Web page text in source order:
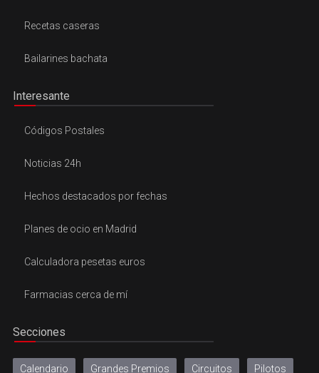
Recetas caseras
Bailarines bachata
Interesante
Códigos Postales
Noticias 24h
Hechos destacados por fechas
Planes de ocio en Madrid
Calculadora pesetas euros
Farmacias cerca de mí
Secciones
Calendario Grandes Premios Circuitos Pilotos